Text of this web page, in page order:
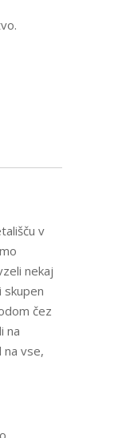
v
nekaj
skupen
čez
na
na vse,